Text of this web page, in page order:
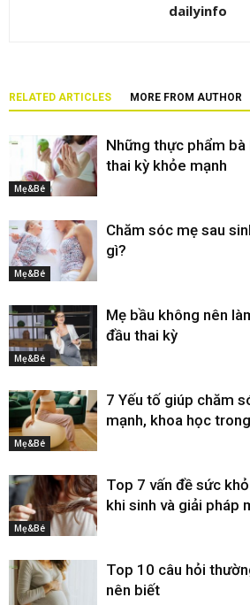
dailyinfo
RELATED ARTICLES MORE FROM AUTHOR
Mẹ&Bé
Những thực phẩm
thai kỳ khỏe mạnh
Mẹ&Bé
Chăm sóc mẹ sau
gì?
Mẹ&Bé
Mẹ bầu không nên
đầu thai kỳ
Mẹ&Bé
7 Yếu tố giúp chăm
mạnh, khoa học
Mẹ&Bé
Top 7 vấn đề sức
khi sinh và giải pháp
Top 10 câu hỏi
nên biết